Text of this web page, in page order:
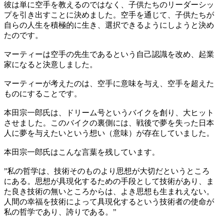
彼は単に空手を教えるのではなく、子供たちのリーダーシッ
プを引き出すことに決めました。空手を通じて、子供たちが
自らの人生を積極的に生き、選択できるようにしようと決め
たのです。
マーティーは空手の先生であるという自己認識を改め、起業
家になると決意しました。
マーティーが考えたのは、空手に意味を与え、空手を超えた
ものにすることです。
本田宗一郎氏は、ドリーム号というバイクを創り、大ヒット
させました。このバイクの裏側には、戦後で夢を失った日本
人に夢を与えたいという想い（意味）が存在していました。
本田宗一郎氏はこんな言葉を残しています。
”私の哲学は、技術そのものより思想が大切だというところ
にある。思想が具現化するための手段として技術があり、ま
た良き技術の無いところからは、よき思想も生まれえない。
人間の幸福を技術によって具現化するという技術者の使命が
私の哲学であり、誇りである。”